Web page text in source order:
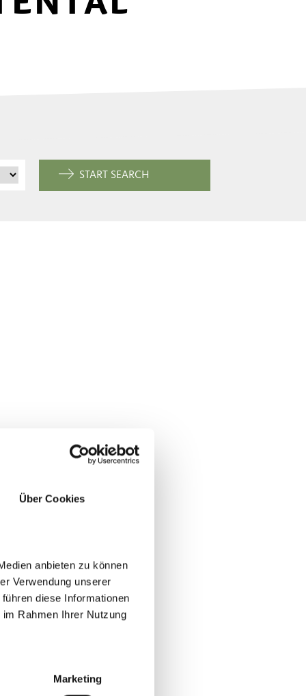
Über Cookies
anbieten zu können
Verwendung unserer
diese Informationen
Rahmen Ihrer Nutzung
Marketing
START SEARCH